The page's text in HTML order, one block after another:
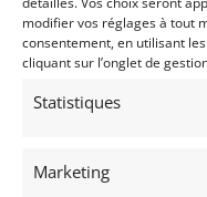
modifier vos réglages à tout
consentement, en utilisant
cliquant sur l’onglet de
Statistiques
Marketing